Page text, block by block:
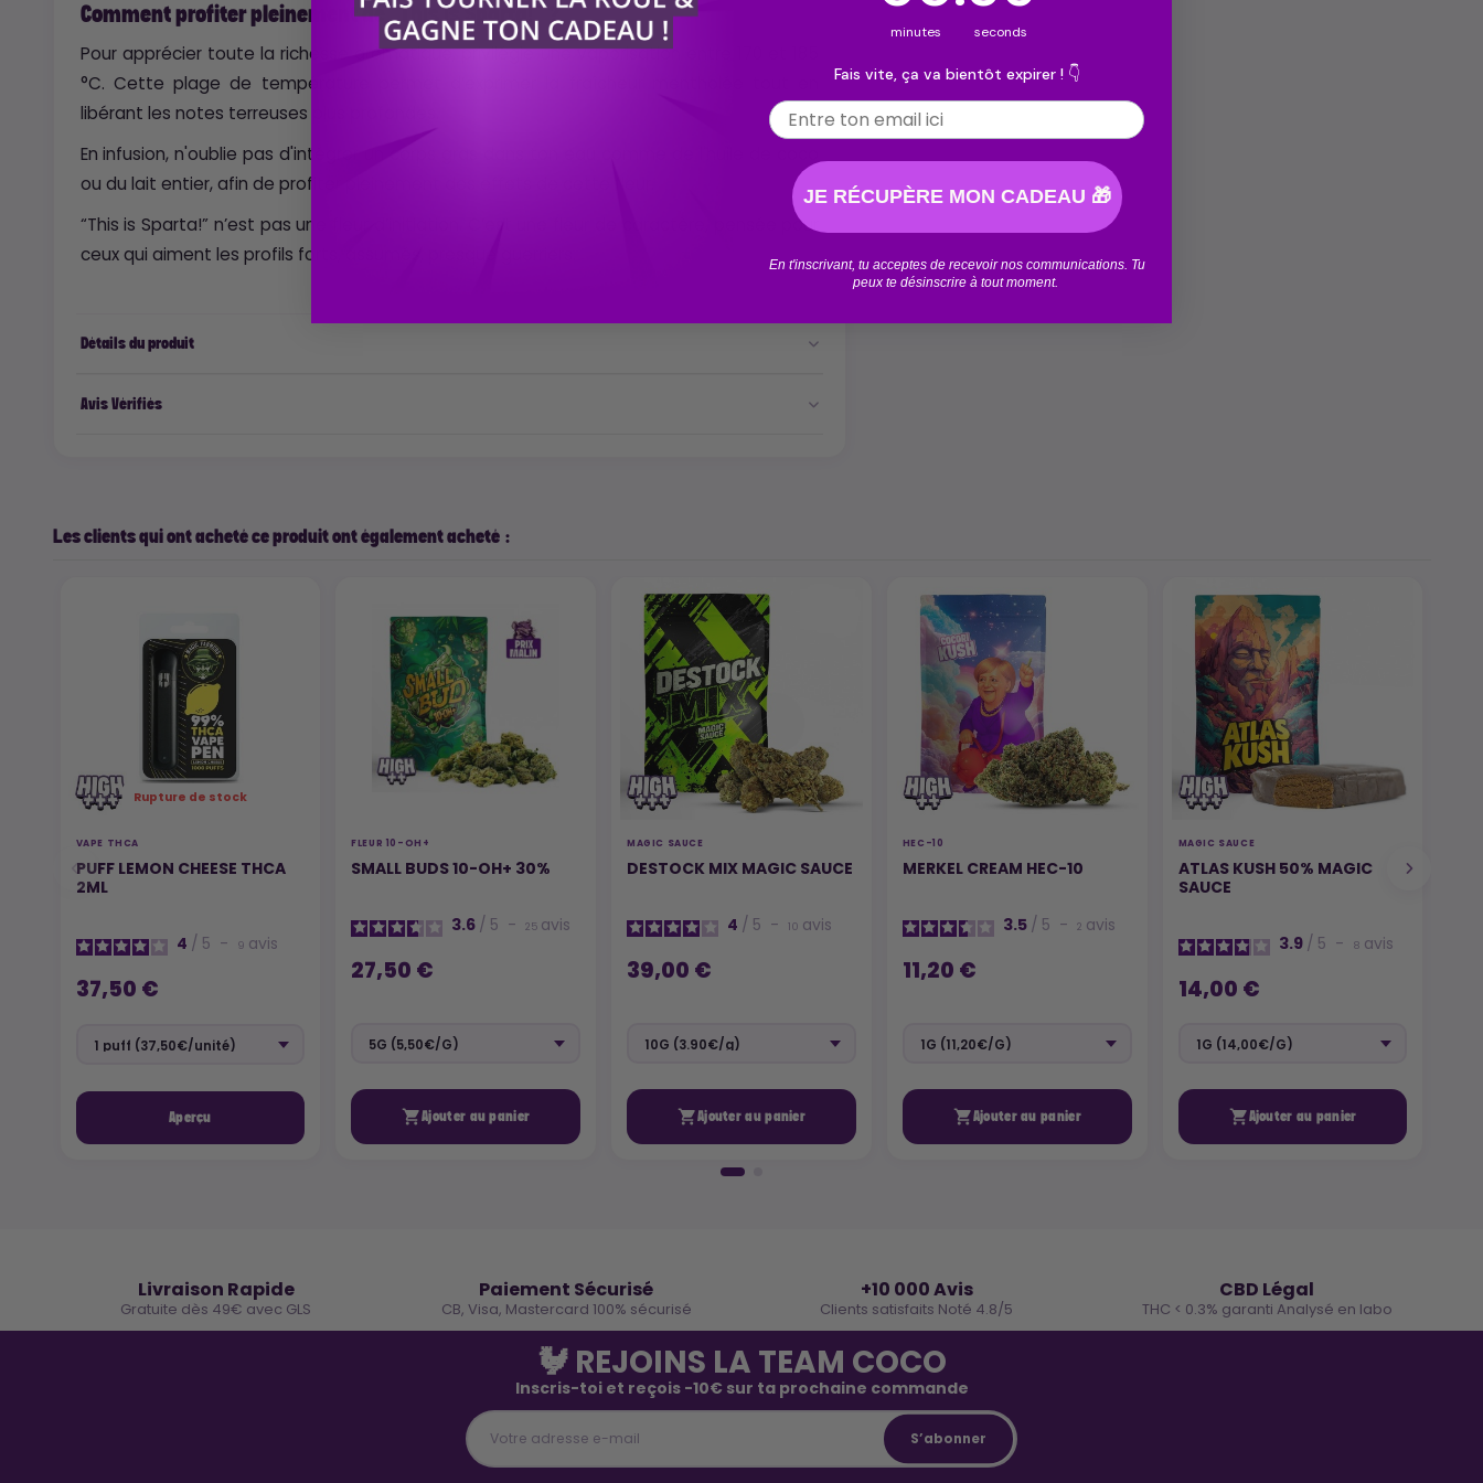
Comment profiter pleinement de “This is Sparta!” ?
Pour apprécier toute la richesse aromatique, privilégie une vaporisation entre 170 et 185
°C. Cette plage de température permet d’exprimer la fraîcheur mentholée tout en
libérant les notes terreuses plus profondes.
En infusion, n'oublie pas d'intégrer un corps gras dans ton eau comme de l'huile de coco
ou du lait entier, afin de profiter pleinement des effets de cette fleur.
“This is Sparta!” n’est pas une fleur d’initiation. C’est une fleur de caractère, pensée pour
ceux qui aiment les profils forts, assumés, presque guerriers.
Détails du produit
Avis Vérifiés
Les clients qui ont acheté ce produit ont également acheté :
Rupture de stock
VAPE THCA
PUFF LEMON CHEESE THCA
2ML
4 / 5 - 9 avis
37,50 €
Aperçu
FLEUR 10-OH+
SMALL BUDS 10-OH+ 30%
3.6 / 5 - 25 avis
27,50 €
Ajouter au panier
MAGIC SAUCE
DESTOCK MIX MAGIC SAUCE
4 / 5 - 10 avis
39,00 €
Ajouter au panier
HEC-10
MERKEL CREAM HEC-10
3.5 / 5 - 2 avis
11,20 €
Ajouter au panier
MAGIC SAUCE
ATLAS KUSH 50% MAGIC
SAUCE
3.9 / 5 - 8 avis
14,00 €
Ajouter au panier
Livraison Rapide
Gratuite dès 49€ avec GLS
Paiement Sécurisé
CB, Visa, Mastercard 100% sécurisé
+10 000 Avis
Clients satisfaits Noté 4.8/5
CBD Légal
THC < 0.3% garanti Analysé en labo
🐓 REJOINS LA TEAM COCO
Inscris-toi et reçois -10€ sur ta prochaine commande
minutes seconds
Fais vite, ça va bientôt expirer ! 👇
Email
JE RÉCUPÈRE MON CADEAU 🎁
En t'inscrivant, tu acceptes de recevoir nos communications. Tu
peux te désinscrire à tout moment.